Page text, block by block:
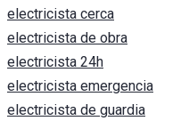
electricista cerca
electricista de obra
electricista 24h
electricista emergencia
electricista de guardia